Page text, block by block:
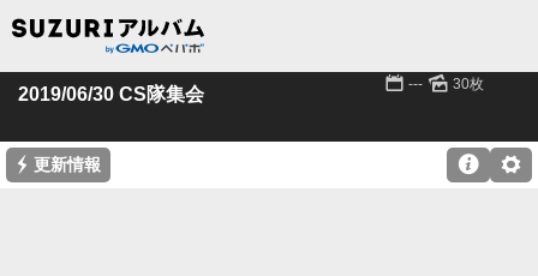
2019/06/30 CS隊集会 📅 --- 🌄 30枚
⚡ 更新情報 ⚙
